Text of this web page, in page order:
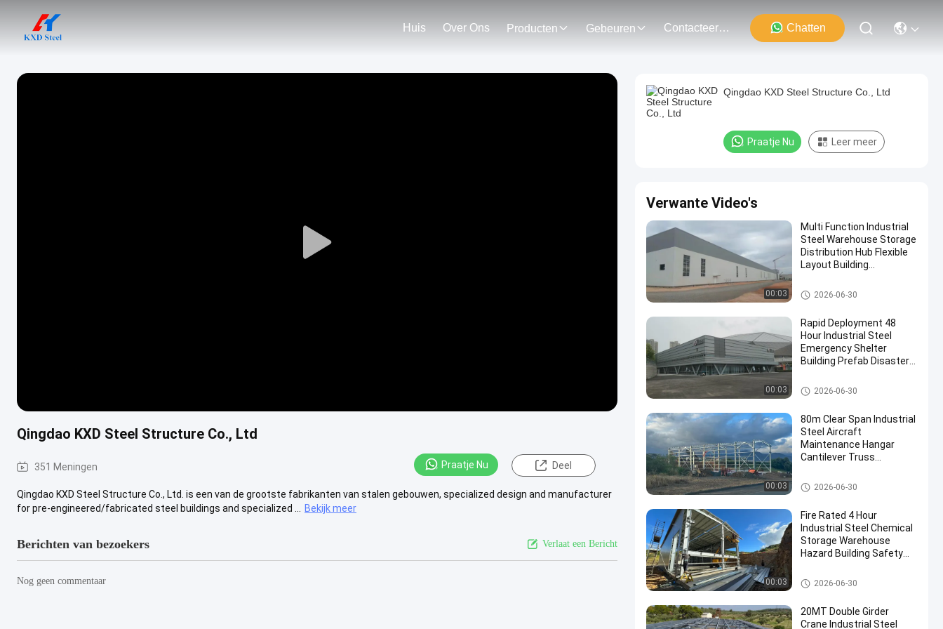
Huis Over Ons Producten Gebeuren Contacteer Ons Chatten
Play
Qingdao KXD Steel Structure Co., Ltd
351 Meningen Praatje Nu Deel
Qingdao KXD Steel Structure Co., Ltd. is een van de grootste fabrikanten van stalen gebouwen, specialized design and manufacturer
for pre-engineered/fabricated steel buildings and specialized ...
Bekijk meer
Berichten van bezoekers Verlaat een Bericht
Nog geen commentaar
Qingdao KXD Steel Structure Co., Ltd
Praatje Nu Leer meer
Verwante Video's
00:03
Multi Function Industrial
Steel Warehouse Storage
Distribution Hub Flexible
Layout Building
Industrieel staalgebouw
2026-06-30
00:03
Rapid Deployment 48
Hour Industrial Steel
Emergency Shelter
Building Prefab Disaster
Industrieel staalgebouw
2026-06-30
00:03
80m Clear Span Industrial
Steel Aircraft
Maintenance Hangar
Cantilever Truss
Aviation Building
Industrieel staalgebouw
2026-06-30
00:03
Fire Rated 4 Hour
Industrial Steel Chemical
Storage Warehouse
Hazard Building Safety
Industrieel staalgebouw
2026-06-30
20MT Double Girder
Crane Industrial Steel